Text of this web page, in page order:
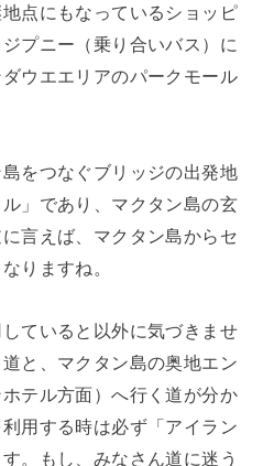
点にもなっているショッピ
プニー（乗り合いバス）に
ウエエリアのパークモール
をつなぐブリッジの出発地
」であり、マクタン島の玄
言えば、マクタン島からセ
りますね。
ていると以外に気づきませ
と、マクタン島の奥地エン
テル方面）へ行く道が分か
用する時は必ず「アイラン
。もし、みなさん道に迷う